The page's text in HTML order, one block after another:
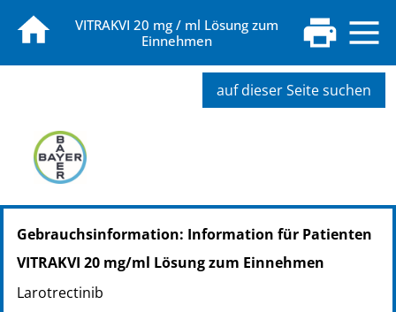
VITRAKVI 20 mg / ml Lösung zum
Einnehmen
auf dieser Seite suchen
PZN: 16768447
PPN: 111676844765
NTIN: 04150167684479
Gebrauchsinformation: Information für Patienten
VITRAKVI 20 mg/ml Lösung zum Einnehmen
Larotrectinib